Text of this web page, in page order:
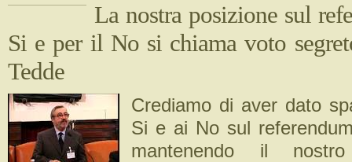
La nostra posizione sul
Si e per il No si chiama voto
Tedde
Crediamo di aver dato
Si e ai No sul
mantenendo il nostro